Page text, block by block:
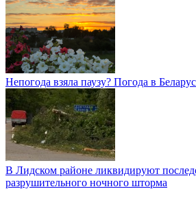
Непогода взяла паузу? Погода в
В Лидском районе ликвидируют
разрушительного ночного шторма